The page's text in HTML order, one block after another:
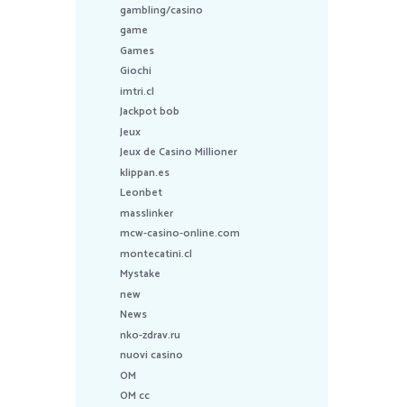
gambling/casino
game
Games
Giochi
imtri.cl
Jackpot bob
Jeux
Jeux de Casino Millioner
klippan.es
Leonbet
masslinker
mcw-casino-online.com
montecatini.cl
Mystake
new
News
nko-zdrav.ru
nuovi casino
OM
OM cc